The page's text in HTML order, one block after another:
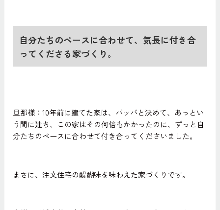
自分たちのペースに合わせて、気長に付き合
ってくださる家づくり。
旦那様：10年前に建てた家は、パッパと決めて、あっとい
う間に建ち、この家はその何倍もかかったのに、ずっと自
分たちのペースに合わせて付き合ってくださいました。
まさに、注文住宅の醍醐味を味わえた家づくりです。